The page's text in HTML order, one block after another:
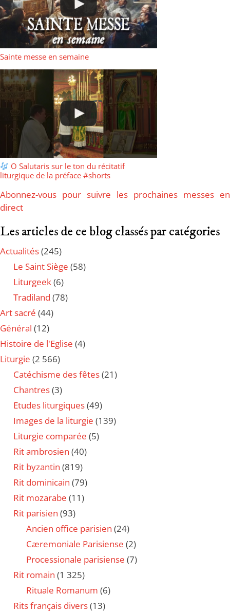
Sainte messe en semaine
O Salutaris sur le ton du récitatif
liturgique de la préface #shorts
Abonnez-vous pour suivre les prochaines messes en
direct
Les articles de ce blog classés par catégories
Actualités(245)
Le Saint Siège (58)
Liturgeek(6)
Tradiland (78)
Art sacré (44)
Général (12)
Histoire de l'Eglise (4)
Liturgie (2 566)
Catéchisme des fêtes(21)
Chantres(3)
Etudes liturgiques(49)
Images de la liturgie (139)
Liturgie comparée (5)
Rit ambrosien (40)
Rit byzantin (819)
Rit dominicain (79)
Rit mozarabe (11)
Rit parisien (93)
Ancien office parisien (24)
Cæremoniale Parisiense (2)
Processionale parisiense (7)
Rit romain (1 325)
Rituale Romanum (6)
Rits français divers(13)